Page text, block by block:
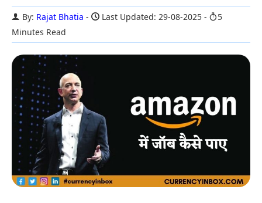
By: Rajat Bhatia Last Updated: 29-08-2025
5
Minutes Read